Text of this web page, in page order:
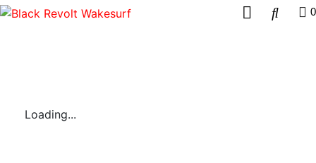
0
Loading...